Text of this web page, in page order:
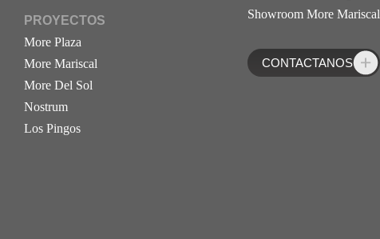
PROYECTOS
More Plaza
More Mariscal
More Del Sol
Nostrum
Los Pingos
Showroom More Mariscal
CONTACTANOS